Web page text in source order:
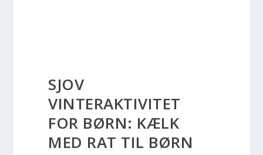
SJOV
VINTERAKTIVITET
FOR BØRN: KÆLK
MED RAT TIL BØRN